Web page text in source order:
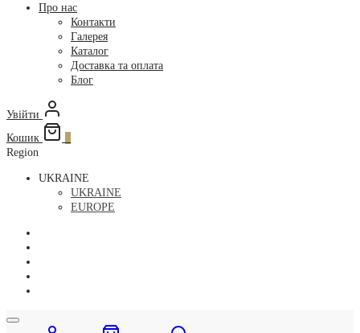
Про нас
Контакти
Галерея
Каталог
Доставка та оплата
Блог
Увійти
Кошик
Region
UKRAINE
UKRAINE
EUROPE